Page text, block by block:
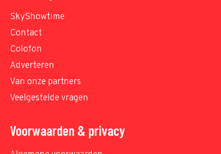
SkyShowtime
Contact
Colofon
Adverteren
Van onze partners
Veelgestelde vragen
Voorwaarden & privacy